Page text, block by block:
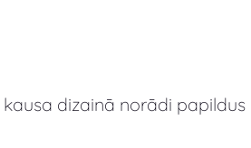
dizainā norādi